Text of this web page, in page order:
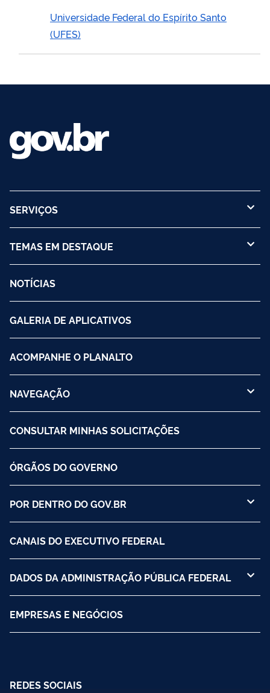
Universidade Federal do Espírito Santo
(UFES)
SERVIÇOS
TEMAS EM DESTAQUE
NOTÍCIAS
GALERIA DE APLICATIVOS
ACOMPANHE O PLANALTO
NAVEGAÇÃO
CONSULTAR MINHAS SOLICITAÇÕES
ÓRGÃOS DO GOVERNO
POR DENTRO DO GOV.BR
CANAIS DO EXECUTIVO FEDERAL
DADOS DA ADMINISTRAÇÃO PÚBLICA FEDERAL
EMPRESAS E NEGÓCIOS
REDES SOCIAIS